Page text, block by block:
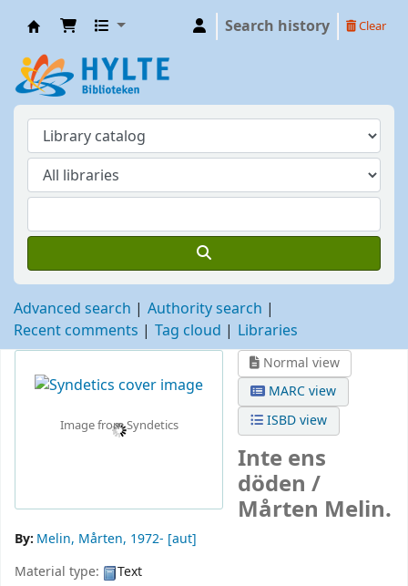
Search history Clear
Advanced search
Authority search
Recent comments
Tag cloud Libraries
Image from Syndetics
Normal view
MARC view
ISBD view
Inte ens
döden /
Mårten Melin.
By: Melin, Mårten, 1972- [aut]
Material type:
Text